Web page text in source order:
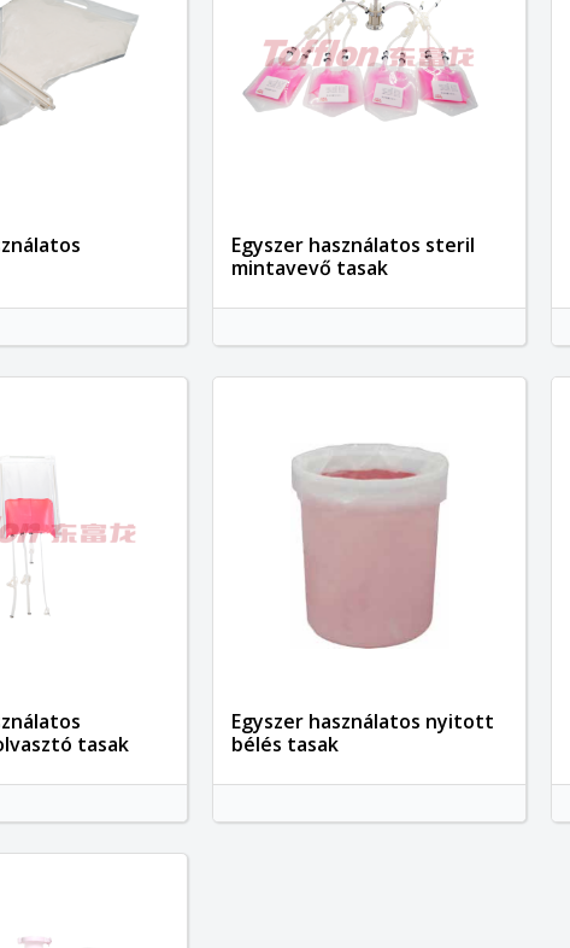
Egyszer használatos steril
mintavevő tasak
tasak
Egyszer használatos nyitott
bélés tasak